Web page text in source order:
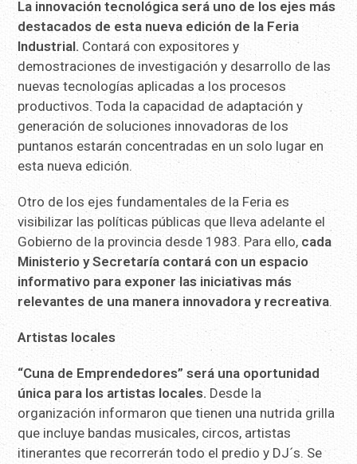
La innovación tecnológica será uno de los ejes más
destacados de esta nueva edición de la Feria
Industrial. Contará con expositores y
demostraciones de investigación y desarrollo de las
nuevas tecnologías aplicadas a los procesos
productivos. Toda la capacidad de adaptación y
generación de soluciones innovadoras de los
puntanos estarán concentradas en un solo lugar en
esta nueva edición.
Otro de los ejes fundamentales de la Feria es
visibilizar las políticas públicas que lleva adelante el
Gobierno de la provincia desde 1983. Para ello, cada
Ministerio y Secretaría contará con un espacio
informativo para exponer las iniciativas más
relevantes de una manera innovadora y recreativa.
Artistas locales
“Cuna de Emprendedores” será una oportunidad
única para los artistas locales. Desde la
organización informaron que tienen una nutrida grilla
que incluye bandas musicales, circos, artistas
itinerantes que recorrerán todo el predio y DJ´s. Se